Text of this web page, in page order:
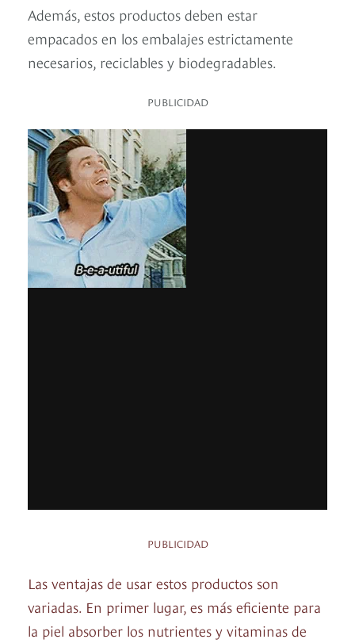
Además, estos productos deben estar
empacados en los embalajes estrictamente
necesarios, reciclables y biodegradables.
PUBLICIDAD
PUBLICIDAD
Las ventajas de usar estos productos son
variadas. En primer lugar, es más eficiente para
la piel absorber los nutrientes y vitaminas de